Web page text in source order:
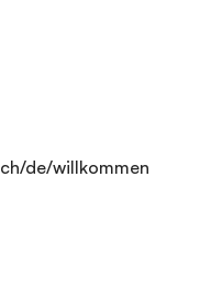
de/willkommen